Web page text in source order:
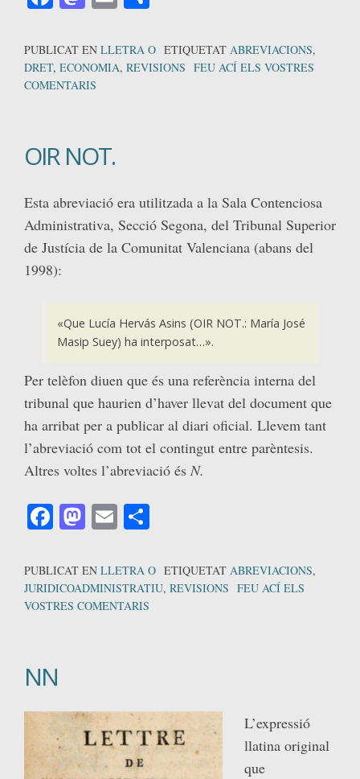
PUBLICAT EN LLETRA O ETIQUETAT ABREVIACIONS,
DRET, ECONOMIA, REVISIONS FEU ACÍ ELS VOSTRES
COMENTARIS
OIR NOT.
Esta abreviació era utilitzada a la Sala Contenciosa
Administrativa, Secció Segona, del Tribunal Superior
de Justícia de la Comunitat Valenciana (abans del
1998):
«Que Lucía Hervás Asins (OIR NOT.: María José
Masip Suey) ha interposat…».
Per telèfon diuen que és una referència interna del
tribunal que haurien d’haver llevat del document que
ha arribat per a publicar al diari oficial. Llevem tant
l’abreviació com tot el contingut entre parèntesis.
Altres voltes l’abreviació és N.
Facebook
Mastodon
Email
PUBLICAT EN LLETRA O ETIQUETAT ABREVIACIONS,
JURIDICOADMINISTRATIU, REVISIONS FEU ACÍ ELS
VOSTRES COMENTARIS
NN
L’expressió
llatina original
que